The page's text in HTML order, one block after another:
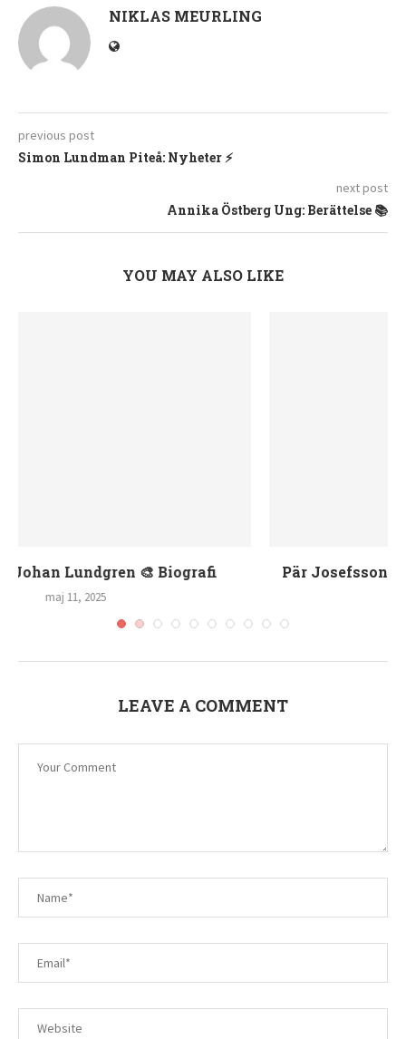
NIKLAS MEURLING
previous post
Simon Lundman Piteå: Nyheter ⚡
next post
Annika Östberg Ung: Berättelse 📚
YOU MAY ALSO LIKE
Pär Josefsson Anna Lindmarker Nyheter 📰
LEAVE A COMMENT